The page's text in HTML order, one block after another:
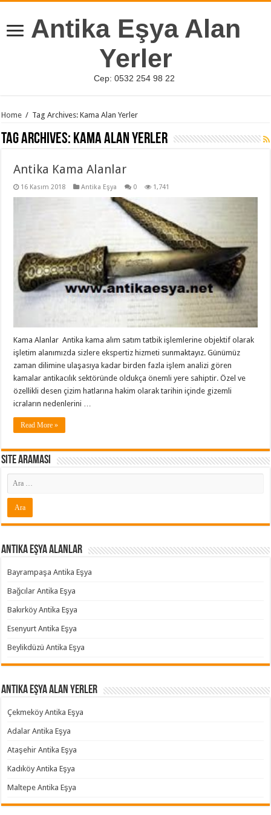
Antika Eşya Alan
Yerler
Cep: 0532 254 98 22
Home / Tag Archives: Kama Alan Yerler
Tag Archives: Kama Alan Yerler
Antika Kama Alanlar
16 Kasım 2018 Antika Eşya 0 1,741
Kama Alanlar Antika kama alım satım tatbik işlemlerine objektif olarak
işletim alanımızda sizlere ekspertiz hizmeti sunmaktayız. Günümüz
zaman dilimine ulaşasıya kadar birden fazla işlem analizi gören
kamalar antikacılık sektöründe oldukça önemli yere sahiptir. Özel ve
özellikli desen çizim hatlarına hakim olarak tarihin içinde gizemli
icraların nedenlerini …
Read More »
Site araması
Antika Eşya Alanlar
Bayrampaşa Antika Eşya
Bağcılar Antika Eşya
Bakırköy Antika Eşya
Esenyurt Antika Eşya
Beylikdüzü Antika Eşya
Antika Eşya Alan Yerler
Çekmeköy Antika Eşya
Adalar Antika Eşya
Ataşehir Antika Eşya
Kadıköy Antika Eşya
Maltepe Antika Eşya